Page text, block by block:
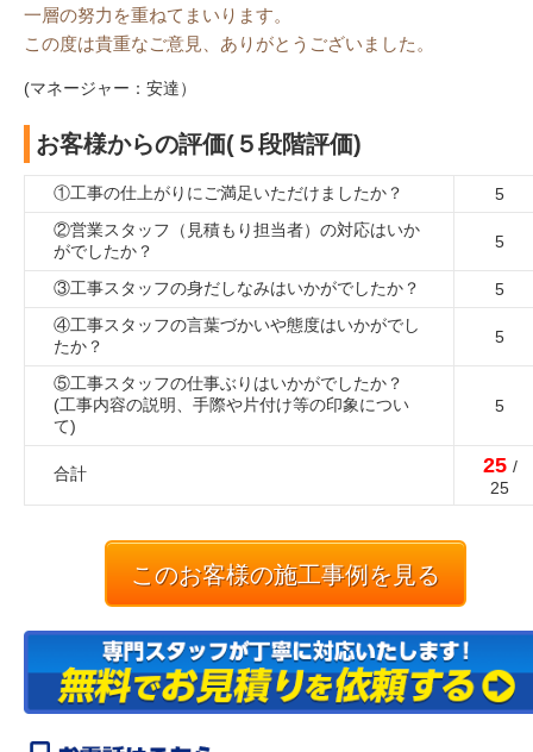
一層の努力を重ねてまいります。
この度は貴重なご意見、ありがとうございました。
(マネージャー：安達）
お客様からの評価(５段階評価)
①工事の仕上がりにご満足いただけましたか？
5
②営業スタッフ（見積もり担当者）の対応はいか
がでしたか？
5
③工事スタッフの身だしなみはいかがでしたか？
5
④工事スタッフの言葉づかいや態度はいかがでし
たか？
5
⑤工事スタッフの仕事ぶりはいかがでしたか？
(工事内容の説明、手際や片付け等の印象につい
て)
5
合計 25 /
25
このお客様の施工事例を見る